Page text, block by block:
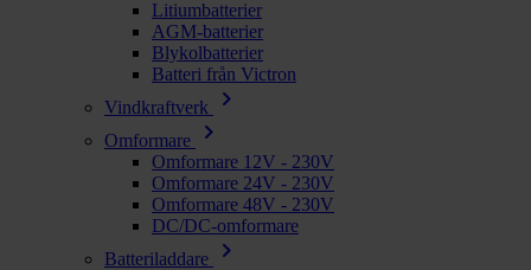
Litiumbatterier
AGM-batterier
Blykolbatterier
Batteri från Victron
Vindkraftverk
chevron_right
Omformare chevron_right
Omformare 12V - 230V
Omformare 24V - 230V
Omformare 48V - 230V
DC/DC-omformare
Batteriladdare
chevron_right